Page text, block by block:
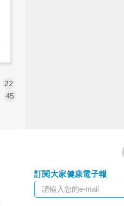
22
45
訂閱大家健康電子報